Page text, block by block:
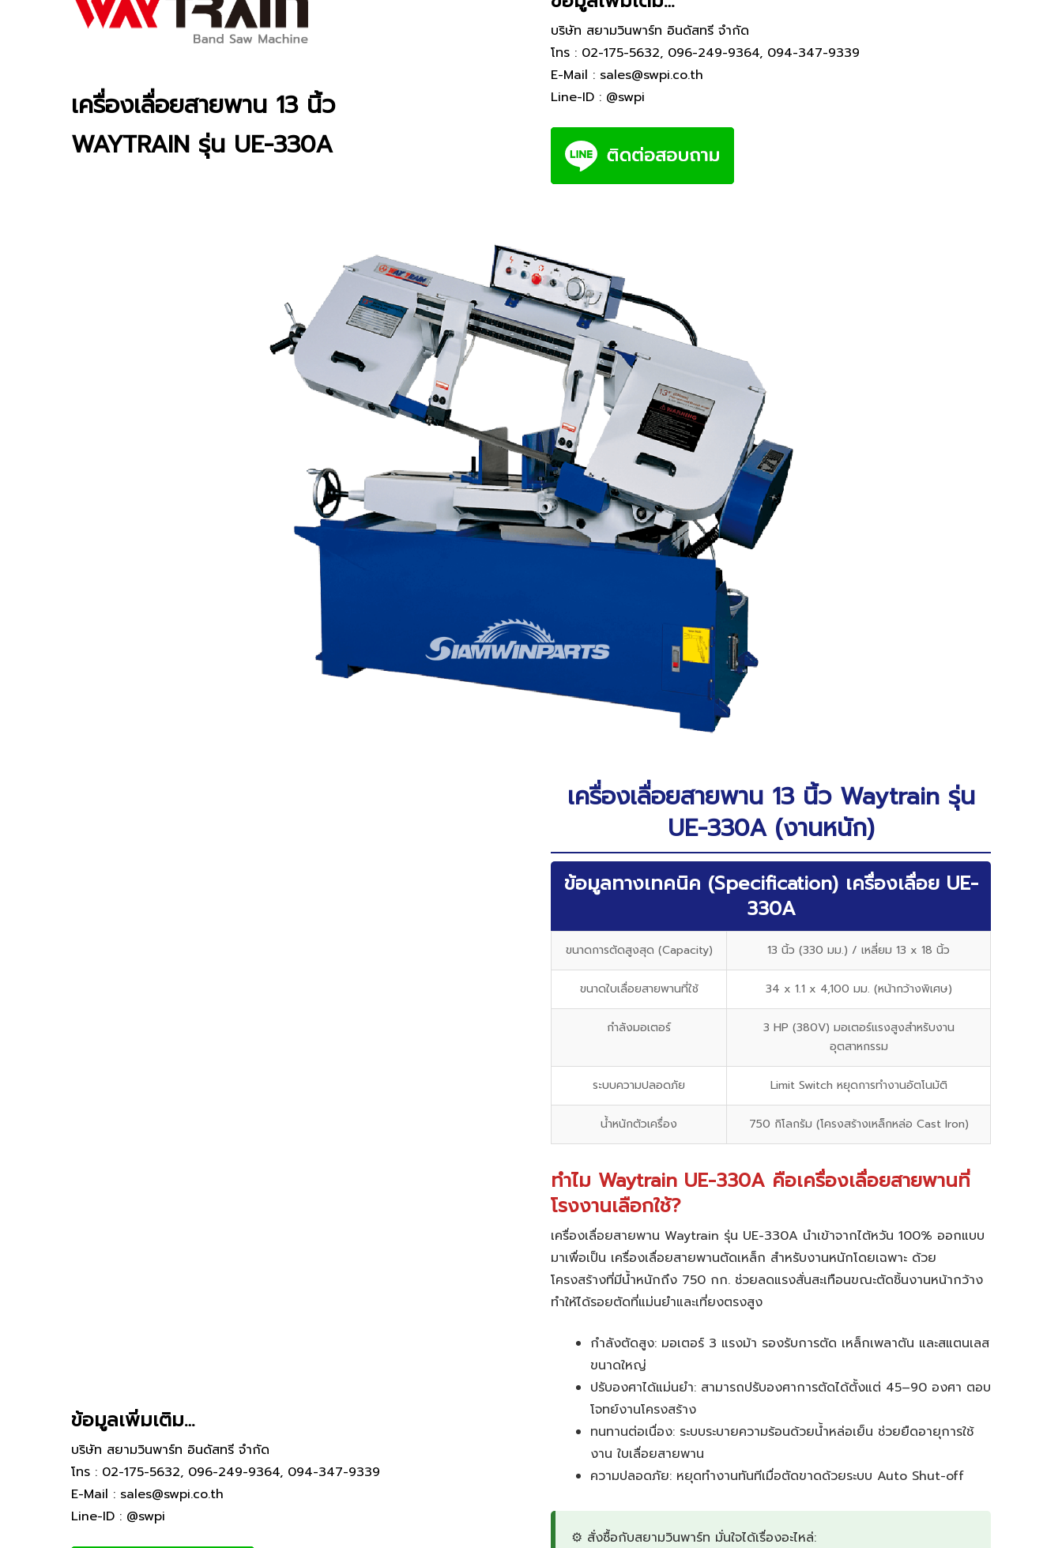
เครื่องเลื่อยสายพาน 13 นิ้ว
WAYTRAIN รุ่น UE-330A
บริษัท สยามวินพาร์ท อินดัสทรี จำกัด
โทร : 02-175-5632, 096-249-9364, 094-347-9339
E-Mail : sales@swpi.co.th
Line-ID : @swpi
ข้อมูลเพิ่มเติม…
บริษัท สยามวินพาร์ท อินดัสทรี จำกัด
โทร : 02-175-5632, 096-249-9364, 094-347-9339
E-Mail : sales@swpi.co.th
Line-ID : @swpi
เครื่องเลื่อยสายพาน 13 นิ้ว Waytrain รุ่น
UE-330A (งานหนัก)
ข้อมูลทางเทคนิค (Specification) เครื่องเลื่อย UE-
330A
ขนาดการตัดสูงสุด (Capacity) 13 นิ้ว (330 มม.) / เหลี่ยม 13 x 18 นิ้ว
ขนาดใบเลื่อยสายพานที่ใช้ 34 x 1.1 x 4,100 มม. (หน้ากว้างพิเศษ)
กำลังมอเตอร์
3 HP (380V) มอเตอร์แรงสูงสำหรับงาน
อุตสาหกรรม
ระบบความปลอดภัย Limit Switch หยุดการทำงานอัตโนมัติ
น้ำหนักตัวเครื่อง 750 กิโลกรัม (โครงสร้างเหล็กหล่อ Cast Iron)
ทำไม Waytrain UE-330A คือเครื่องเลื่อยสายพานที่
โรงงานเลือกใช้?
เครื่องเลื่อยสายพาน Waytrain รุ่น UE-330A นำเข้าจากไต้หวัน 100% ออกแบบ
มาเพื่อเป็น เครื่องเลื่อยสายพานตัดเหล็ก สำหรับงานหนักโดยเฉพาะ ด้วย
โครงสร้างที่มีน้ำหนักถึง 750 กก. ช่วยลดแรงสั่นสะเทือนขณะตัดชิ้นงานหน้ากว้าง
ทำให้ได้รอยตัดที่แม่นยำและเที่ยงตรงสูง
กำลังตัดสูง: มอเตอร์ 3 แรงม้า รองรับการตัด เหล็กเพลาตัน และสแตนเลส
ขนาดใหญ่
ปรับองศาได้แม่นยำ: สามารถปรับองศาการตัดได้ตั้งแต่ 45–90 องศา ตอบ
โจทย์งานโครงสร้าง
ทนทานต่อเนื่อง: ระบบระบายความร้อนด้วยน้ำหล่อเย็น ช่วยยืดอายุการใช้
งานใบเลื่อยสายพาน
ความปลอดภัย: หยุดทำงานทันทีเมื่อตัดขาดด้วยระบบ Auto Shut-off
⚙️ สั่งซื้อกับสยามวินพาร์ท มั่นใจได้เรื่องอะไหล่: